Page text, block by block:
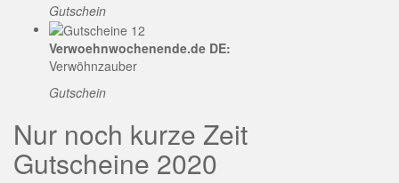
Gutschein
Verwoehnwochenende.de DE:
Verwöhnzauber
Gutschein
Nur noch kurze Zeit
Gutscheine 2020